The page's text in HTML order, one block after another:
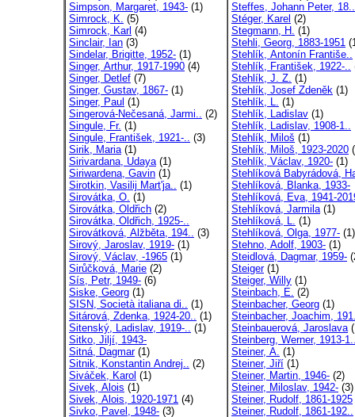
Simpson, Margaret, 1943- (1)
Simrock, K. (5)
Simrock, Karl (4)
Sinclair, Ian (3)
Sindelar, Brigitte, 1952- (1)
Singer, Arthur, 1917-1990 (4)
Singer, Detlef (7)
Singer, Gustav, 1867- (1)
Singer, Paul (1)
Singerová-Nečesaná, Jarmi.. (2)
Singule, Fr. (1)
Singule, František, 1921-.. (3)
Sirik, Maria(1)
Sirivardana, Udaya(1)
Siriwardena, Gavin (1)
Sirotkin, Vasilij Mart'ja.. (1)
Sirovátka, O. (1)
Sirovátka, Oldřich (2)
Sirovátka, Oldřich, 1925-..
Sirovátková, Alžběta, 194.. (3)
Sirový, Jaroslav, 1919- (1)
Sirový, Václav, -1965 (1)
Sirůčková, Marie (2)
Sís, Petr, 1949- (6)
Siske, Georg (1)
SISN, Società italiana di.. (1)
Sitárová, Zdenka, 1924-20.. (1)
Sitenský, Ladislav, 1919-.. (1)
Sitko, Jiljí, 1943-
Sitná, Dagmar(1)
Sitnik, Konstantin Andrej.. (2)
Siváček, Karol (1)
Sivek, Alois (1)
Sivek, Alois, 1920-1971 (4)
Sivko, Pavel, 1948- (3)
Steffes, Johann Peter, 18..
Stéger, Karel (2)
Stegmann, H. (1)
Stehli, Georg, 1883-1951
Stehlík, Antonín Františe..
Stehlík, František, 1922-..
Stehlík, J. Z. (1)
Stehlík, Josef Zdeněk (1)
Stehlík, L. (1)
Stehlík, Ladislav (1)
Stehlík, Ladislav, 1908-1..
Stehlík, Miloš (1)
Stehlík, Miloš, 1923-2020
Stehlík, Václav, 1920- (1)
Stehlíková Babyrádová,
Stehlíková, Blanka, 1933-
Stehlíková, Eva, 1941-
Stehlíková, Jarmila(1)
Stehlíková, L. (1)
Stehlíková, Olga, 1977- (1)
Stehno, Adolf, 1903- (1)
Steidlová, Dagmar, 1959-
Steiger(1)
Steiger, Willy (1)
Steinbach, E. (2)
Steinbacher, Georg (1)
Steinbacher, Joachim,
Steinbauerová, Jaroslava
Steinberg, Werner, 1913-
Steiner, A. (1)
Steiner, Jiří (1)
Steiner, Martin, 1946- (2)
Steiner, Miloslav, 1942- (3)
Steiner, Rudolf, 1861-1925
Steiner, Rudolf, 1861-192..